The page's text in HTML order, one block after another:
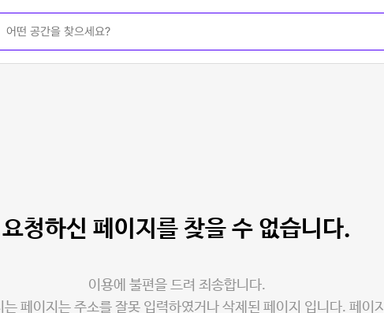
요청하신 페이지를 찾을 수 없습니다.
이용에 불편을 드려 죄송합니다.
는 페이지는 주소를 잘못 입력하였거나 삭제된 페이지 입니다. 페이지